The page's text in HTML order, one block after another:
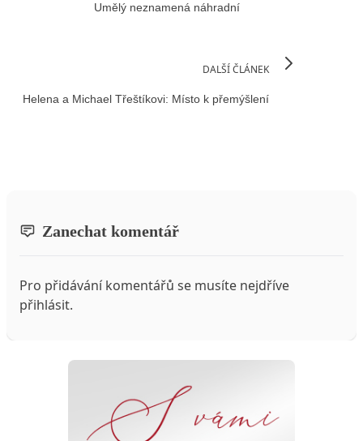
Umělý neznamená náhradní
DALŠÍ ČLÁNEK
Helena a Michael Třeštíkovi: Místo k přemýšlení
Zanechat komentář
Pro přidávání komentářů se musíte nejdříve
přihlásit.